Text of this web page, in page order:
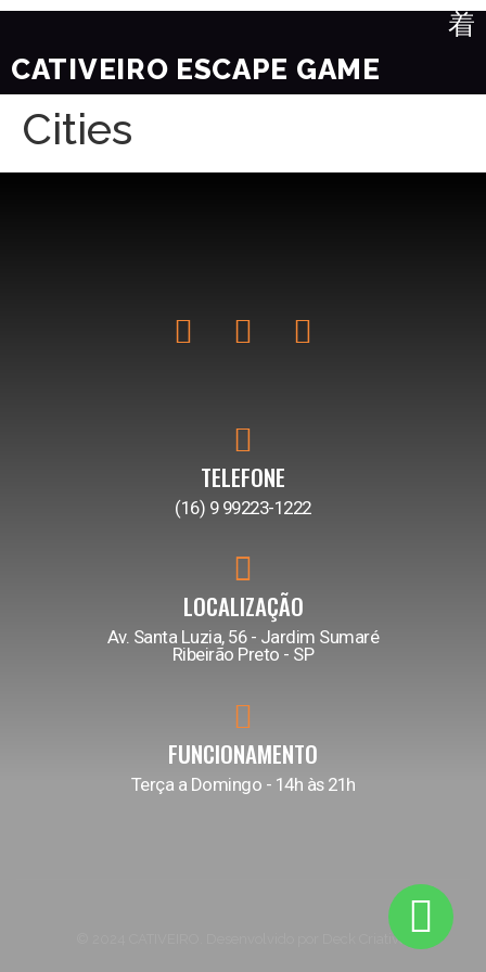
CATIVEIRO ESCAPE GAME
Cities
TELEFONE
(16) 9 99223-1222
LOCALIZAÇÃO
Av. Santa Luzia, 56 - Jardim Sumaré
Ribeirão Preto - SP
FUNCIONAMENTO
Terça a Domingo - 14h às 21h
© 2024 CATIVEIRO. Desenvolvido por Deck Criativo.